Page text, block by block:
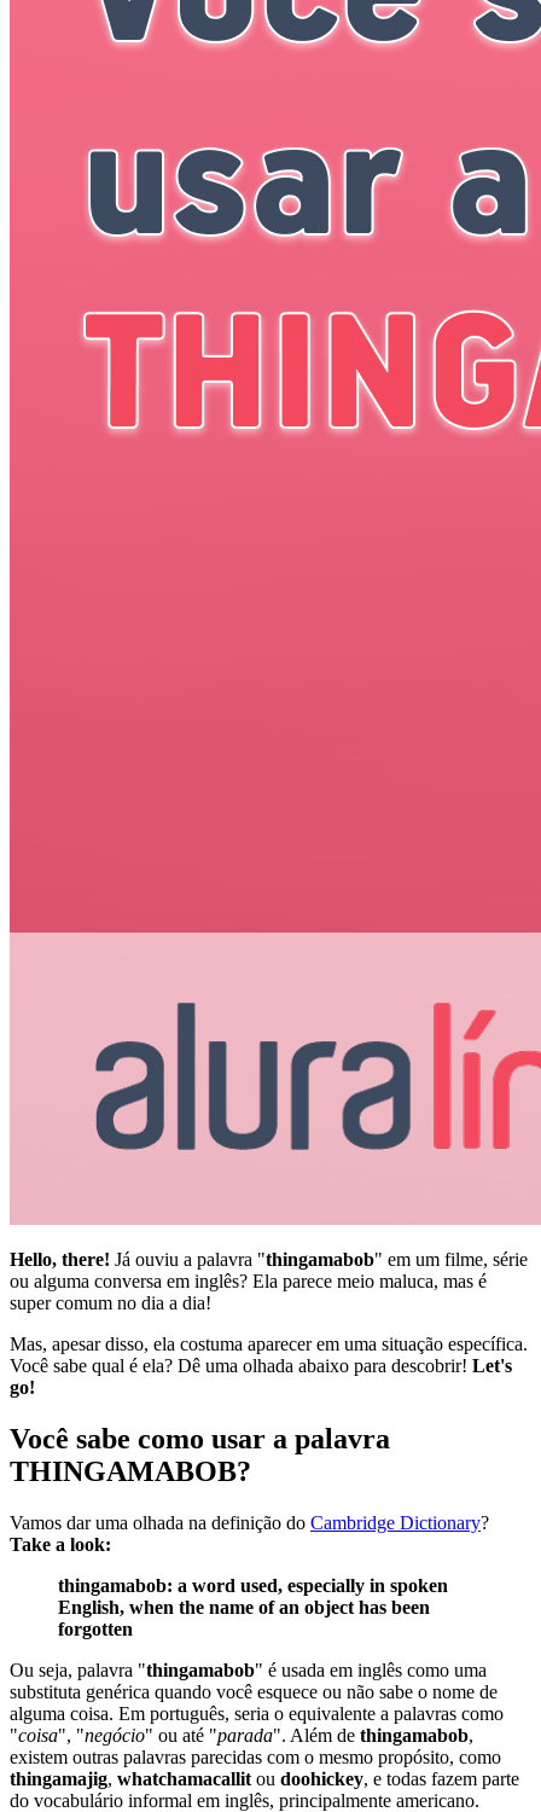
Hello, there! Já ouviu a palavra "thingamabob" em um filme, série
ou alguma conversa em inglês? Ela parece meio maluca, mas é
super comum no dia a dia!
Mas, apesar disso, ela costuma aparecer em uma situação específica.
Você sabe qual é ela? Dê uma olhada abaixo para descobrir! Let's
go!
Você sabe como usar a palavra
THINGAMABOB?
Vamos dar uma olhada na definição do Cambridge Dictionary?
Take a look:
thingamabob: a word used, especially in spoken
English, when the name of an object has been
forgotten
Ou seja, palavra "thingamabob" é usada em inglês como uma
substituta genérica quando você esquece ou não sabe o nome de
alguma coisa. Em português, seria o equivalente a palavras como
"coisa", "negócio" ou até "parada". Além de thingamabob,
existem outras palavras parecidas com o mesmo propósito, como
thingamajig, whatchamacallit ou doohickey, e todas fazem parte
do vocabulário informal em inglês, principalmente americano.